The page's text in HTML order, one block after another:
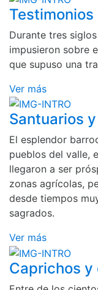
Durante tres
impusieron sobre
que supuso una
Ver más
Santuarios
El esplendor
pueblos del valle,
llegaron a ser
zonas agrícolas,
desde tiempos
sagrados.
Ver más
Caprichos